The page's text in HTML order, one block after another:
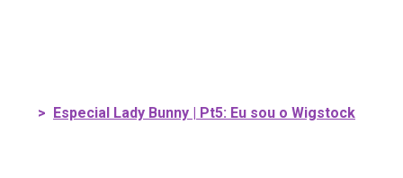
> Especial Lady Bunny | Pt5: Eu sou o Wigstock